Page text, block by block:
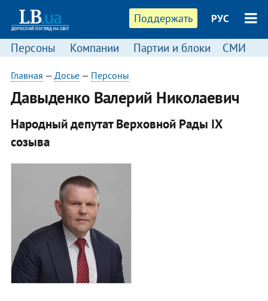
Поддержать РУС
Персоны Компании Партии и блоки СМИ
Главная — Досье— Персоны
Давыденко Валерий Николаевич
Народный депутат Верховной Рады IX
созыва